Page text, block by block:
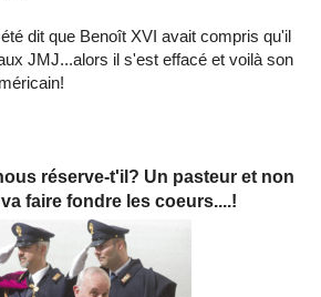
dit que Benoît XVI avait compris qu'il
JMJ...alors il s'est effacé et voilà son
réserve-t'il? Un pasteur et non
faire fondre les coeurs....!